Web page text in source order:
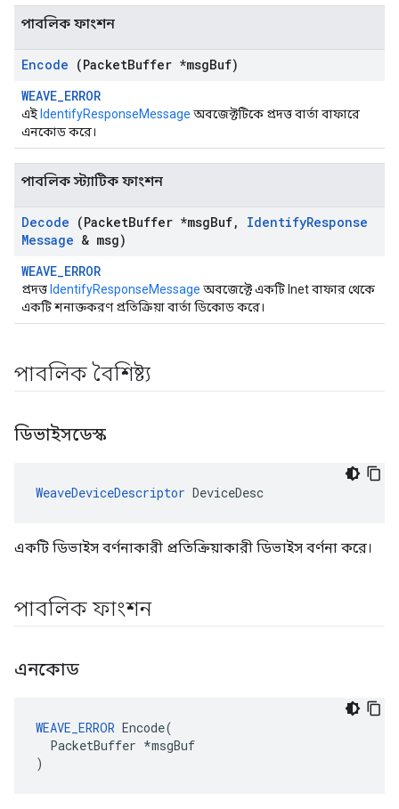
পাবলিক ফাংশন
Encode (PacketBuffer *msgBuf)
WEAVE_ERROR
এই IdentifyResponseMessage অবজেক্টটিকে প্রদত্ত বার্তা বাফারে
এনকোড করে।
পাবলিক স্ট্যাটিক ফাংশন
Decode (PacketBuffer *msgBuf, IdentifyResponse
Message & msg)
WEAVE_ERROR
প্রদত্ত IdentifyResponseMessage অবজেক্টে একটি Inet বাফার থেকে
একটি শনাক্তকরণ প্রতিক্রিয়া বার্তা ডিকোড করে।
পাবলিক বৈশিষ্ট্য
ডিভাইসডেস্ক
WeaveDeviceDescriptor DeviceDesc
একটি ডিভাইস বর্ণনাকারী প্রতিক্রিয়াকারী ডিভাইস বর্ণনা করে।
পাবলিক ফাংশন
এনকোড
WEAVE_ERROR Encode(
  PacketBuffer *msgBuf
)